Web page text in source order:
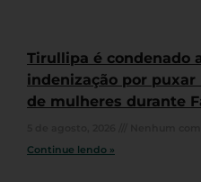
Tirullipa é condenado
indenização por
de mulheres durante
Continue lendo »